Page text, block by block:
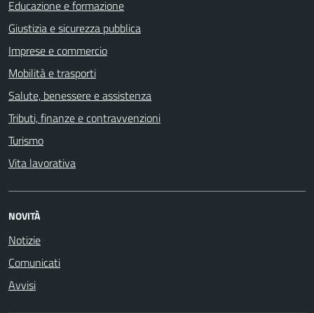
Educazione e formazione
Giustizia e sicurezza pubblica
Imprese e commercio
Mobilità e trasporti
Salute, benessere e assistenza
Tributi, finanze e contravvenzioni
Turismo
Vita lavorativa
NOVITÀ
Notizie
Comunicati
Avvisi